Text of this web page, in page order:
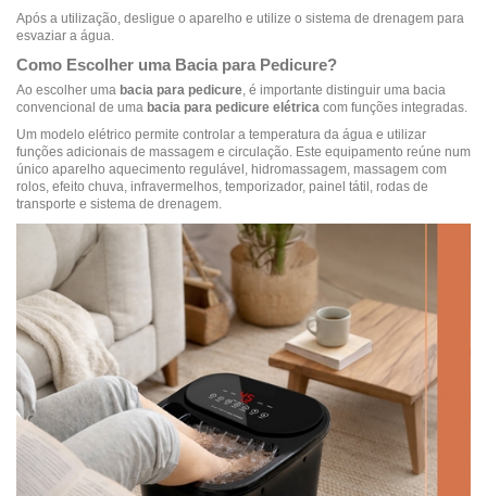
Após a utilização, desligue o aparelho e utilize o sistema de drenagem para
esvaziar a água.
Como Escolher uma Bacia para Pedicure?
Ao escolher uma bacia para pedicure , é importante distinguir uma bacia
convencional de uma bacia para pedicure elétrica com funções integradas.
Um modelo elétrico permite controlar a temperatura da água e utilizar
funções adicionais de massagem e circulação. Este equipamento reúne num
único aparelho aquecimento regulável, hidromassagem, massagem com
rolos, efeito chuva, infravermelhos, temporizador, painel tátil, rodas de
transporte e sistema de drenagem.